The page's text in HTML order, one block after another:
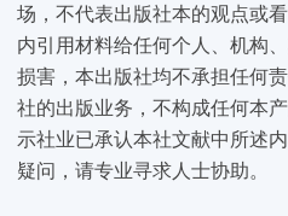
场，不代表出版社本的观点或
内引用材料给任何个人、机构
损害，本出版社均不承担任何
社的出版业务，不构成任何本
示社业已承认本社文献中所述
疑问，请专业寻求人士协助。